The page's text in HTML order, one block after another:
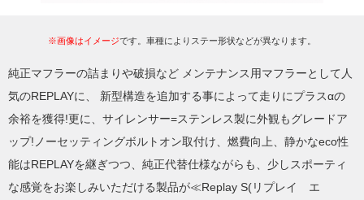
※画像はイメージです。車種によりステー形状などが異なります。
純正マフラーの詰まりや破損など メンテナンス用マフラーとして人
気のREPLAYに、 新型構造を追加する事によって走りにプラスαの
余裕を獲得!更に、サイレンサー=ステンレス製に外観もグレードア
ップ!ノーセッティングボルトオン取付け、燃費向上、静かなeco性
能はREPLAYを継ぎつつ、純正代替仕様ながらも、少しスポーティ
な感覚をお楽しみいただける製品が≪Replay S(リプレイ エ